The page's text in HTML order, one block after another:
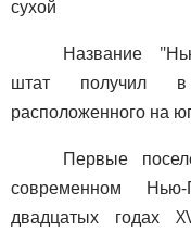
сухой
Название
штат получил
расположенного на
Первые
современном
двадцатых годах